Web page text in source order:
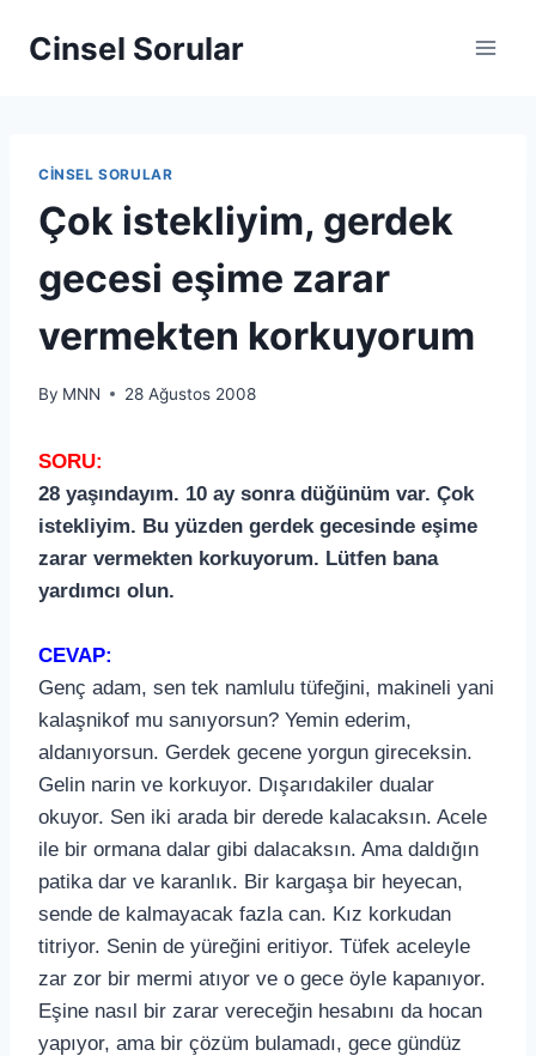
Cinsel Sorular
CINSEL SORULAR
Çok istekliyim, gerdek
gecesi eşime zarar
vermekten korkuyorum
By MNN 28 Ağustos 2008
SORU:
28 yaşındayım. 10 ay sonra düğünüm var. Çok
istekliyim. Bu yüzden gerdek gecesinde eşime
zarar vermekten korkuyorum. Lütfen bana
yardımcı olun.
CEVAP:
Genç adam, sen tek namlulu tüfeğini, makineli yani
kalaşnikof mu sanıyorsun? Yemin ederim,
aldanıyorsun. Gerdek gecene yorgun gireceksin.
Gelin narin ve korkuyor. Dışarıdakiler dualar
okuyor. Sen iki arada bir derede kalacaksın. Acele
ile bir ormana dalar gibi dalacaksın. Ama daldığın
patika dar ve karanlık. Bir kargaşa bir heyecan,
sende de kalmayacak fazla can. Kız korkudan
titriyor. Senin de yüreğini eritiyor. Tüfek aceleyle
zar zor bir mermi atıyor ve o gece öyle kapanıyor.
Eşine nasıl bir zarar vereceğin hesabını da hocan
yapıyor, ama bir çözüm bulamadı, gece gündüz